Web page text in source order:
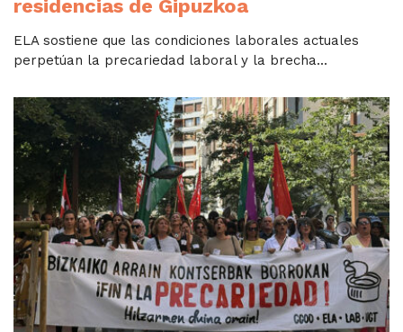
residencias de Gipuzkoa
ELA sostiene que las condiciones laborales actuales
perpetúan la precariedad laboral y la brecha...